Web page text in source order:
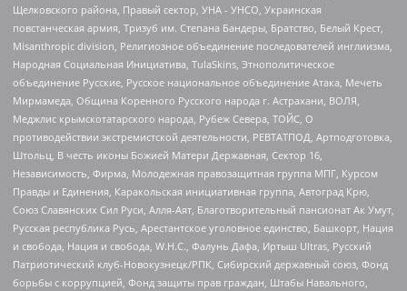
Щелковского района, Правый сектор, УНА - УНСО, Украинская
повстанческая армия, Тризуб им. Степана Бандеры, Братство, Белый Крест,
Misanthropic division, Религиозное объединение последователей инглиизма,
Народная Социальная Инициатива, TulaSkins, Этнополитическое
объединение Русские, Русское национальное объединение Атака, Мечеть
Мирмамеда, Община Коренного Русского народа г. Астрахани, ВОЛЯ,
Меджлис крымскотатарского народа, Рубеж Севера, ТОЙС, О
противодействии экстремистской деятельности, РЕВТАТПОД, Артподготовка,
Штольц, В честь иконы Божией Матери Державная, Сектор 16,
Независимость, Фирма, Молодежная правозащитная группа МПГ, Курсом
Правды и Единения, Каракольская инициативная группа, Автоград Крю,
Союз Славянских Сил Руси, Алля-Аят, Благотворительный пансионат Ак Умут,
Русская республика Русь, Арестантское уголовное единство, Башкорт, Нация
и свобода, Нация и свобода, W.H.С., Фалунь Дафа, Иртыш Ultras, Русский
Патриотический клуб-Новокузнецк/РПК, Сибирский державный союз, Фонд
борьбы с коррупцией, Фонд защиты прав граждан, Штабы Навального,